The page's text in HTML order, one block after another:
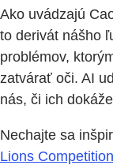
Ako uvádzajú
to derivát nášho
problémov,
zatvárať oči. AI
nás, či ich
Nechajte sa
Lions